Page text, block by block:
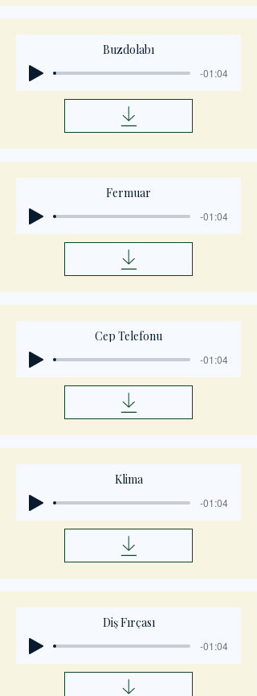
Buzdolabı
-01:04
Fermuar
-01:04
Cep Telefonu
-01:04
Klima
-01:04
Diş Fırçası
-01:04